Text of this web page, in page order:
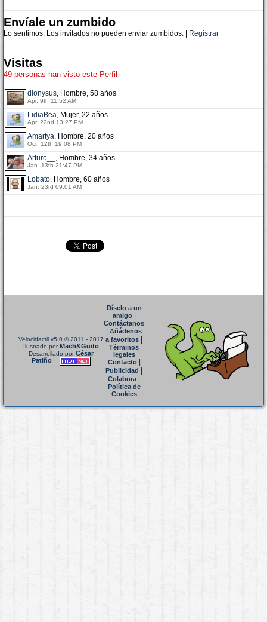
Envíale un zumbido
Lo sentimos. Los invitados no pueden enviar zumbidos. | Registrar
Visitas
49 personas han visto este Perfil
dionysus, Hombre, 58 años
Apr. 9th 11:52 AM
LidiaBea, Mujer, 22 años
Apr. 22nd 13:27 PM
Amartya, Hombre, 20 años
Oct. 12th 19:08 PM
Arturo__ , Hombre, 34 años
Jan. 13th 21:47 PM
Lobato, Hombre, 60 años
Jan. 23rd 09:01 AM
Velocidactil v5.0 © 2011 - 2017
Ilustrado porMach&Guito
Desarrollado porCésar
Patiño
Díselo a un
amigo|
Contáctanos
Añádenos
a favoritos
Términos
legales
Contacto|
Publicidad
Colabora|
Política de
Cookies